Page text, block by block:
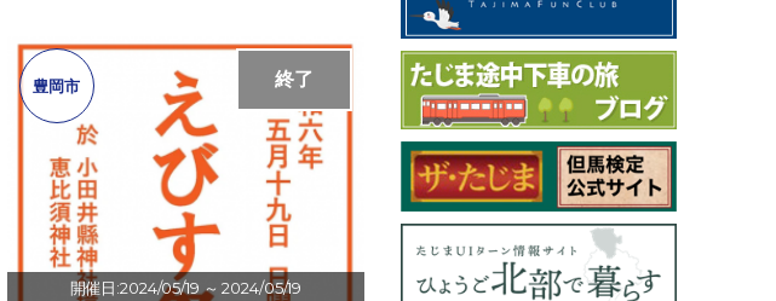
開催日:2024/05/19 ～ 2024/05/19
終了
豊岡市